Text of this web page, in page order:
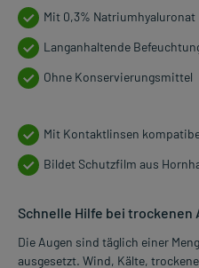
Mit 0,3% Natriumhyaluronat
Langanhaltende
Ohne Konservierungsmittel
Mit Kontaktlinsen
Bildet Schutzfilm aus
Schnelle Hilfe bei trockenen
Die Augen sind täglich einer
ausgesetzt. Wind, Kälte,